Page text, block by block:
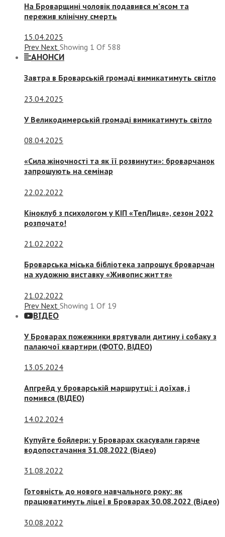
На Броварщині чоловік подавився м’ясом та
пережив клінічну смерть
15.04.2025
Prev Next Showing 1 Of 588
АНОНСИ
Завтра в Броварській громаді вимикатимуть світло
23.04.2025
У Великодимерській громаді вимикатимуть світло
08.04.2025
«Сила жіночності та як її розвинути»: броварчанок
запрошують на семінар
22.02.2022
Кіноклуб з психологом у КІП «ТепЛиця», сезон 2022
розпочато!
21.02.2022
Броварська міська бібліотека запрошує броварчан
на художню виставку «Живопис життя»
21.02.2022
Prev Next Showing 1 Of 19
ВІДЕО
У Броварах пожежники врятували дитину і собаку з
палаючої квартири (ФОТО, ВІДЕО)
13.05.2024
Апгрейд у броварській маршрутці: і доїхав, і
помився (ВІДЕО)
14.02.2024
Купуйте бойлери: у Броварах скасували гаряче
водопостачання 31.08.2022 (Відео)
31.08.2022
Готовність до нового навчального року: як
працюватимуть ліцеї в Броварах 30.08.2022 (Відео)
30.08.2022